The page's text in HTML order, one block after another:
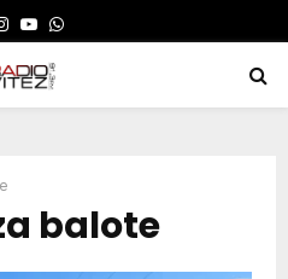
INSTAGRAM
YOUTUBE
WHATSAPP
balote